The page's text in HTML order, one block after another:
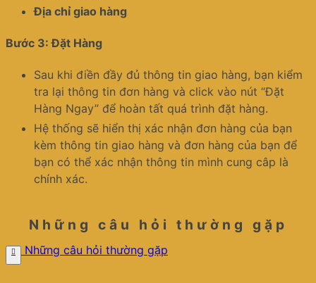
Địa chỉ giao hàng
Bước 3: Đặt Hàng
Sau khi điền đầy đủ thông tin giao hàng, bạn kiểm
tra lại thông tin đơn hàng và click vào nút “Đặt
Hàng Ngay” để hoàn tất quá trình đặt hàng.
Hệ thống sẽ hiển thị xác nhận đơn hàng của bạn
kèm thông tin giao hàng và đơn hàng của bạn để
bạn có thể xác nhận thông tin mình cung câp là
chính xác.
Những câu hỏi thường gặp
Những câu hỏi thường gặp